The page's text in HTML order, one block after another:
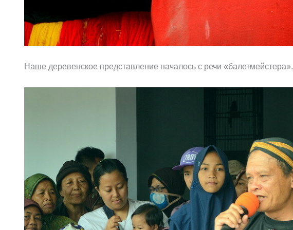
Наше деревенское представление началось с речи «балетмейстера».